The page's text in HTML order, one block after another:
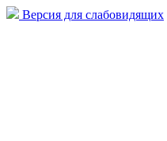
Версия для слабовидящих